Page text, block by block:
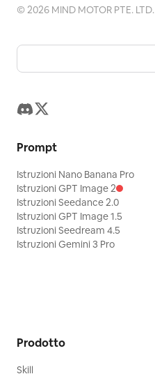
©2026 MIND MOTOR PTE. LTD.
Prompt
Istruzioni Nano Banana Pro
Istruzioni GPT Image 2
Istruzioni Seedance 2.0
Istruzioni GPT Image 1.5
Istruzioni Seedream 4.5
Istruzioni Gemini 3 Pro
Prodotto
Skill